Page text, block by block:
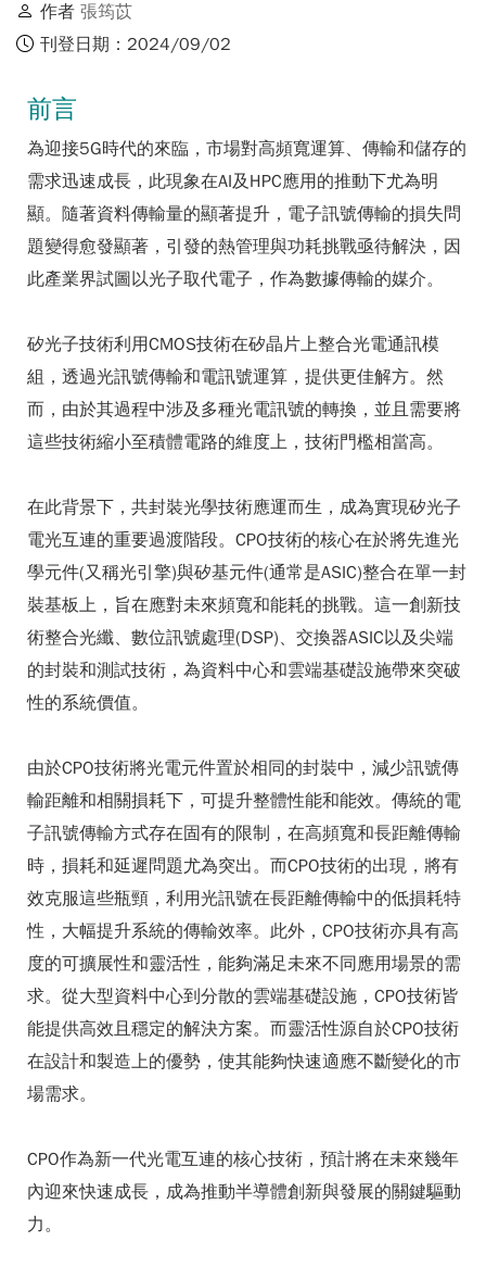
作者 張筠苡
刊登日期：2024/09/02
前言
為迎接5G時代的來臨，市場對高頻寬運算、傳輸和儲存的
需求迅速成長，此現象在AI及HPC應用的推動下尤為明
顯。隨著資料傳輸量的顯著提升，電子訊號傳輸的損失問
題變得愈發顯著，引發的熱管理與功耗挑戰亟待解決，因
此產業界試圖以光子取代電子，作為數據傳輸的媒介。
矽光子技術利用CMOS技術在矽晶片上整合光電通訊模
組，透過光訊號傳輸和電訊號運算，提供更佳解方。然
而，由於其過程中涉及多種光電訊號的轉換，並且需要將
這些技術縮小至積體電路的維度上，技術門檻相當高。
在此背景下，共封裝光學技術應運而生，成為實現矽光子
電光互連的重要過渡階段。CPO技術的核心在於將先進光
學元件(又稱光引擎)與矽基元件(通常是ASIC)整合在單一封
裝基板上，旨在應對未來頻寬和能耗的挑戰。這一創新技
術整合光纖、數位訊號處理(DSP)、交換器ASIC以及尖端
的封裝和測試技術，為資料中心和雲端基礎設施帶來突破
性的系統價值。
由於CPO技術將光電元件置於相同的封裝中，減少訊號傳
輸距離和相關損耗下，可提升整體性能和能效。傳統的電
子訊號傳輸方式存在固有的限制，在高頻寬和長距離傳輸
時，損耗和延遲問題尤為突出。而CPO技術的出現，將有
效克服這些瓶頸，利用光訊號在長距離傳輸中的低損耗特
性，大幅提升系統的傳輸效率。此外，CPO技術亦具有高
度的可擴展性和靈活性，能夠滿足未來不同應用場景的需
求。從大型資料中心到分散的雲端基礎設施，CPO技術皆
能提供高效且穩定的解決方案。而靈活性源自於CPO技術
在設計和製造上的優勢，使其能夠快速適應不斷變化的市
場需求。
CPO作為新一代光電互連的核心技術，預計將在未來幾年
內迎來快速成長，成為推動半導體創新與發展的關鍵驅動
力。